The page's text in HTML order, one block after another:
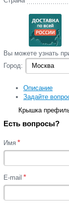
Вы‌ можете‌ узнать‌
Город:
Описание
Задайте
Крышка
Есть вопросы?
Имя *
E-mail *